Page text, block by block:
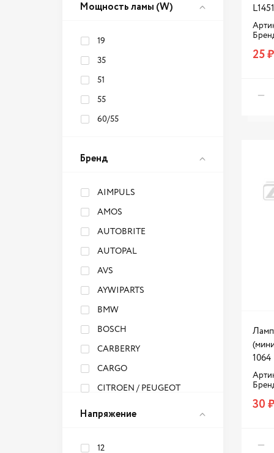
R5W
W16W
W21/5W
W21W
W3W
W5W
WY5W
W3x16d
Мощность ламы (W)
19
35
51
55
60/55
Бренд
AIMPULS
AMOS
AUTOBRITE
AUTOPAL
AVS
AYWIPARTS
BMW
BOSCH
CARBERRY
CARGO
CITROEN / PEUGEOT
EUROREPAR
Напряжение
12
25 ₽
1064
30 ₽